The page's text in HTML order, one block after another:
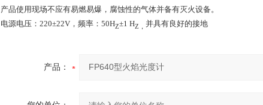
产品使用现场不应有易燃易爆，腐蚀性的气体并备有灭火设备。
电源电压： 220±22V ，频率： 50HZ±1 HZ ， 并具有良好的接地
产品：